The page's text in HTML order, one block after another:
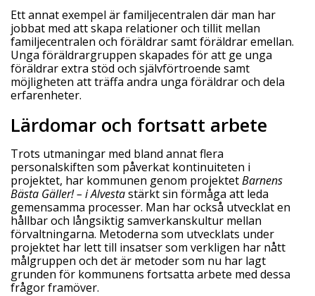
Ett annat exempel är familjecentralen där man har
jobbat med att skapa relationer och tillit mellan
familjecentralen och föräldrar samt föräldrar emellan.
Unga föräldrargruppen skapades för att ge unga
föräldrar extra stöd och självförtroende samt
möjligheten att träffa andra unga föräldrar och dela
erfarenheter.
Lärdomar och fortsatt arbete
Trots utmaningar med bland annat flera
personalskiften som påverkat kontinuiteten i
projektet, har kommunen genom projektetBarnens
Bästa Gäller! – i Alvestastärkt sin förmåga att leda
gemensamma processer. Man har också utvecklat en
hållbar och långsiktig samverkanskultur mellan
förvaltningarna. Metoderna som utvecklats under
projektet har lett till insatser som verkligen har nått
målgruppen och det är metoder som nu har lagt
grunden för kommunens fortsatta arbete med dessa
frågor framöver.